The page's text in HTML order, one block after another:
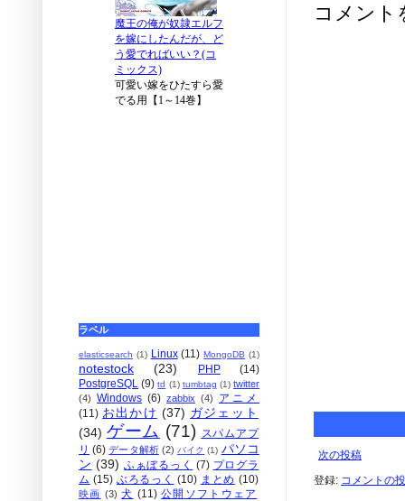
コメント
次の投稿
登録: コメントの
ラベル
elasticsearch (1) Linux (11) MongoDB (1)
notestock (23) PHP
(14)
PostgreSQL (9) td (1) tumbtag (1) twitter
(4) Windows (6) zabbix (4)
アニメ
(11) お出かけ (37) ガジェット
(34) ゲーム (71) スパムアプ
リ (6) データ解析 (2) バイク (1) パソコ
ン (39) ふぁぼるっく (7) プログラ
ム (15) ぶろるっく (10) まとめ (10)
映画 (3) 犬 (11) 公開ソフトウェア